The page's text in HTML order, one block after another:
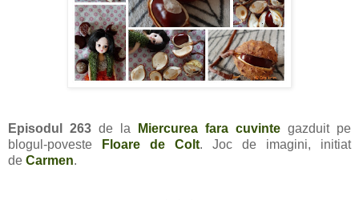
Episodul 263 de la Miercurea fara cuvinte gazduit pe
blogul-poveste
Floare de Colt. Joc de imagini, initiat
de Carmen.